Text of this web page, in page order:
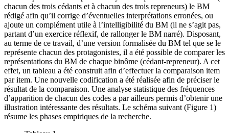
chacun des trois cédants et à chacun des trois repreneurs) le BM
rédigé afin qu’il corrige d’éventuelles interprétations erronées, ou
ajoute un complément utile à l’intelligibilité du BM (il ne s’agit pas,
partant d’un exercice réflexif, de rallonger le BM narré). Disposant,
au terme de ce travail, d’une version formalisée du BM tel que se le
représente chacun des protagonistes, il a été possible de comparer les
représentations du BM de chaque binôme (cédant-repreneur). A cet
effet, un tableau a été construit afin d’effectuer la comparaison item
par item. Une nouvelle codification a été réalisée afin de préciser le
résultat de la comparaison. Une analyse statistique des fréquences
d’apparition de chacun des codes a par ailleurs permis d’obtenir une
illustration intéressante des résultats. Le schéma suivant (Figure 1)
résume les phases empiriques de la recherche.